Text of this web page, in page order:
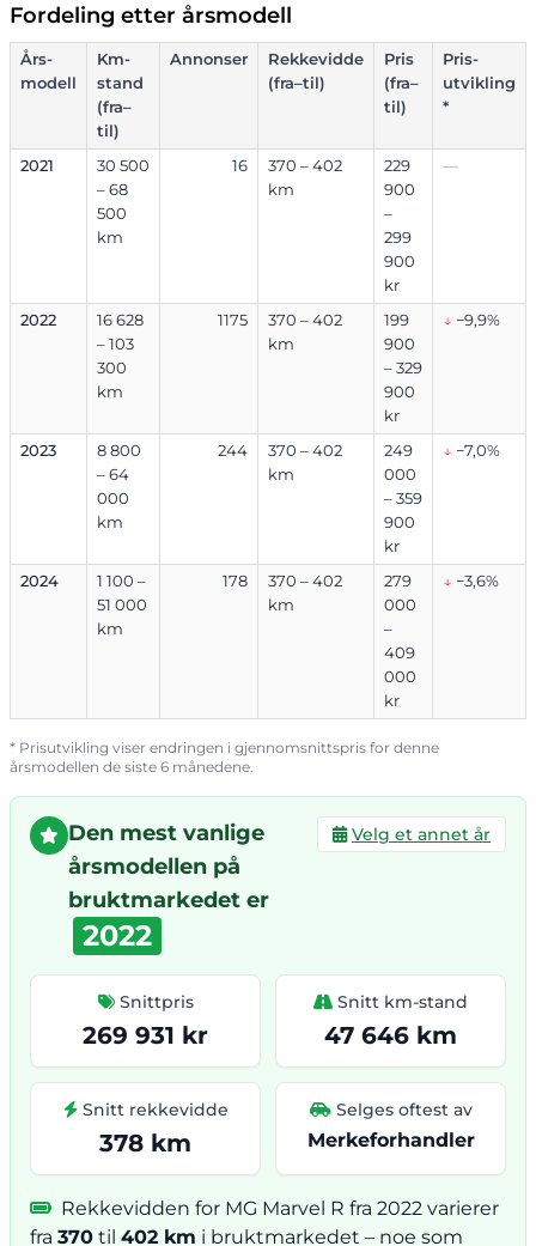
Fordeling etter årsmodell
Års-
modell
Km-
stand
(fra–
til)
Annonser
Rekkevidde
(fra–til)
Pris
(fra–
til)
Pris-
utvikling
*
2021
30 500
– 68
500
km
16
370 – 402
km
229
900
–
299
900
kr
—
2022
16 628
– 103
300
km
1175
370 – 402
km
199
900
– 329
900
kr
↓ −9,9%
2023
8 800
– 64
000
km
244
370 – 402
km
249
000
– 359
900
kr
↓ −7,0%
2024
1 100 –
51 000
km
178
370 – 402
km
279
000
–
409
000
kr
↓ −3,6%
* Prisutvikling viser endringen i gjennomsnittspris for denne
årsmodellen de siste 6 månedene.
Den mest vanlige
årsmodellen på
bruktmarkedet er
2022
Velg et annet år
Snittpris
269 931 kr
Snitt km-stand
47 646 km
Snitt rekkevidde
378 km
Selges oftest av
Merkeforhandler
Rekkevidden for MG Marvel R fra 2022 varierer
fra 370 til 402 km i bruktmarkedet – noe som